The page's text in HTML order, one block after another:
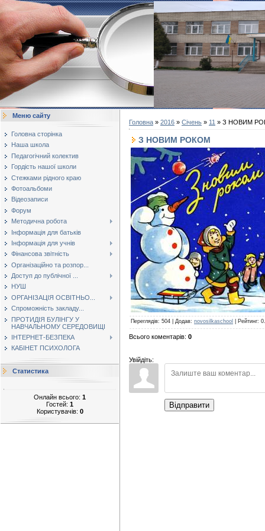
Меню сайту
Головна сторінка
Наша школа
Педагогічний колектив
Гордість нашої школи
Стежками рідного краю
Фотоальбоми
Відеозаписи
Форум
Методична робота
Інформація для батьків
Інформація для учнів
Фінансова звітність
Організаційно та розпор...
Доступ до публічної ...
НУШ
ОРГАНІЗАЦІЯ ОСВІТНЬО...
Спроможність закладу...
ПРОТИДІЯ БУЛІНГУ У
НАВЧАЛЬНОМУ СЕРЕДОВИЩІ
ІНТЕРНЕТ-БЕЗПЕКА
КАБІНЕТ ПСИХОЛОГА
Статистика
Онлайн всього: 1
Гостей: 1
Користувачів: 0
Головна » 2016 » Січень » 11 » З НОВИМ
З НОВИМ РОКОМ
Переглядів: 504 Додав: novosilkaschool Рейтинг:
Всього коментарів: 0
Увійдіть:
Відправити